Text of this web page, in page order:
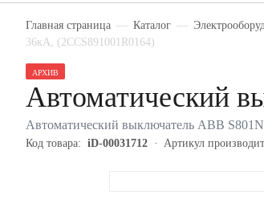
Главная страница Каталог
36кА, (2CCS891001R0164)
АРХИВ
Автоматический
Автоматический выключатель ABB
Код товара: iD-00031712 Артикул